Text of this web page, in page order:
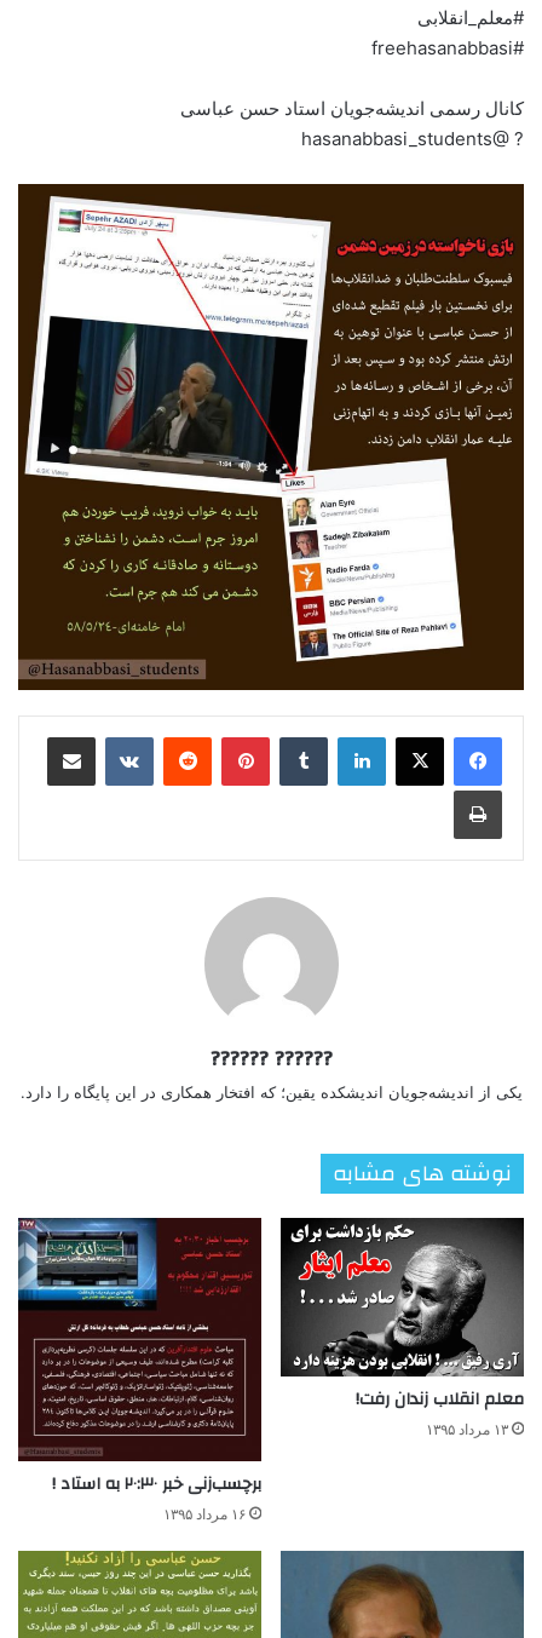
#معلم_انقلابی
#freehasanabbasi
کانال رسمی اندیشه‌جویان استاد حسن عباسی
? @hasanabbasi_students
لینکدین ‫تامبلر ‫پین‌ترست‫رددیت ‫VKontakteاشتراک گذاری از طریق ایمیل
چاپ
?????? ??????
یکی از اندیشه‌جویان اندیشکده یقین؛ که افتخار همکاری در این پایگاه را دارد.
نوشته های مشابه
معلم انقلاب زندان رفت!
۱۳ مرداد ۱۳۹۵
برچسب‌زنی خبر ۲۰:۳۰ به استاد !
۱۶ مرداد ۱۳۹۵